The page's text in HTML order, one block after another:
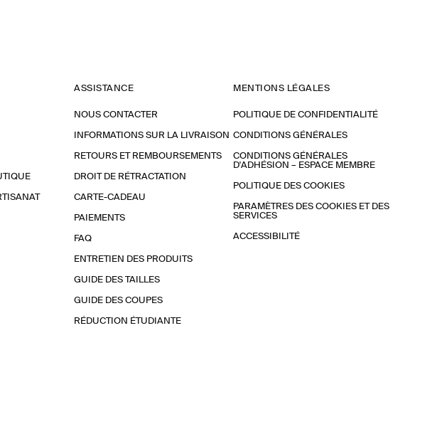
ASSISTANCE
NOUS CONTACTER
INFORMATIONS SUR LA LIVRAISON
RETOURS ET REMBOURSEMENTS
DROIT DE RÉTRACTATION
CARTE-CADEAU
PAIEMENTS
FAQ
ENTRETIEN DES PRODUITS
GUIDE DES TAILLES
GUIDE DES COUPES
RÉDUCTION ÉTUDIANTE
MENTIONS LÉGALES
POLITIQUE DE CONFIDENTIALITÉ
CONDITIONS GÉNÉRALES
CONDITIONS GÉNÉRALES
D'ADHÉSION – ESPACE MEMBRE
POLITIQUE DES COOKIES
PARAMÈTRES DES COOKIES ET DES
SERVICES
ACCESSIBILITÉ